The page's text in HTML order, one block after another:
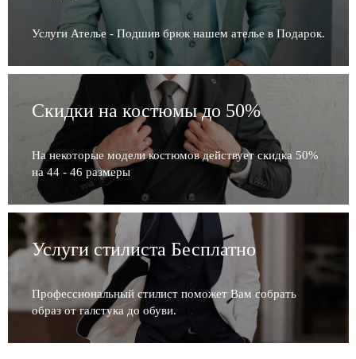
Услуги Ателье - Подшив брюк нашем ателье в Подарок.
Скидки на костюмы до 50%
На некоторые модели костюмов действует скидка 50%
на 44 - 46 размеры
Услуги стилиста Бесплатно
Профессиональный стилист поможет Вам собрать
образ от галстука до обуви.